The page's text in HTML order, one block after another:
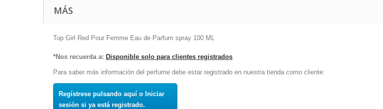
MÁS
Top Girl Red Pour Femme Eau de Parfum spray 100 ML
*Nos recuerda a: Disponible solo para clientes registrados
Para saber más información del perfume debe estar registrado en nuestra tienda como cliente:
Regístrese pulsando aquí o Iniciar
sesión si ya está registrado.